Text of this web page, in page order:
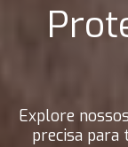
Explore
precisa